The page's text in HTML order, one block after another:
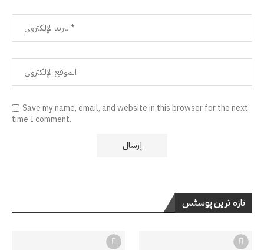
Save my name, email, and website in this browser for the next
time I comment.
تازہ ترین پوسٹس